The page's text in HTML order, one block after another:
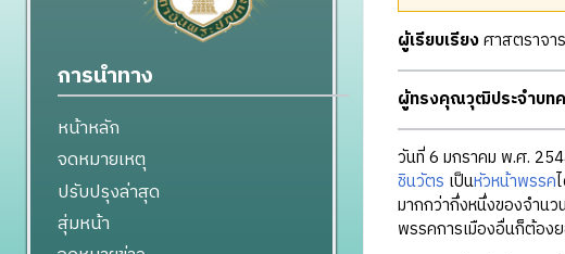
ผู้เรียบเรียงศาสตราจา
ผู้ทรงคุณวุฒิประจำบท
วันที่ 6 มกราคม พ.ศ.
ชินวัตร เป็นหัวหน้าพรรค
มากกว่ากึ่งหนึ่งของจำน
พรรคการเมืองอื่นก็ต้อง
การนำทาง
หน้าหลัก
จดหมายเหตุ
ปรับปรุงล่าสุด
สุ่มหน้า